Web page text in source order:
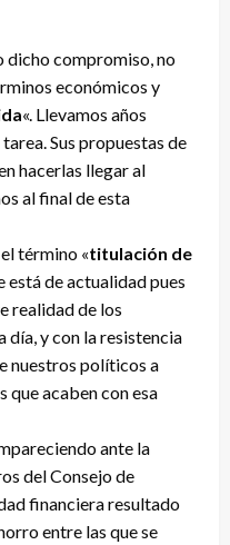
dicho compromiso, no
económicos y
«. Llevamos años
Sus propuestas de
hacerlas llegar al
al final de esta
término «titulación de
está de actualidad pues
realidad de los
día, y con la resistencia
nuestros políticos a
que acaben con esa
ante la
del Consejo de
financiera resultado
entre las que se